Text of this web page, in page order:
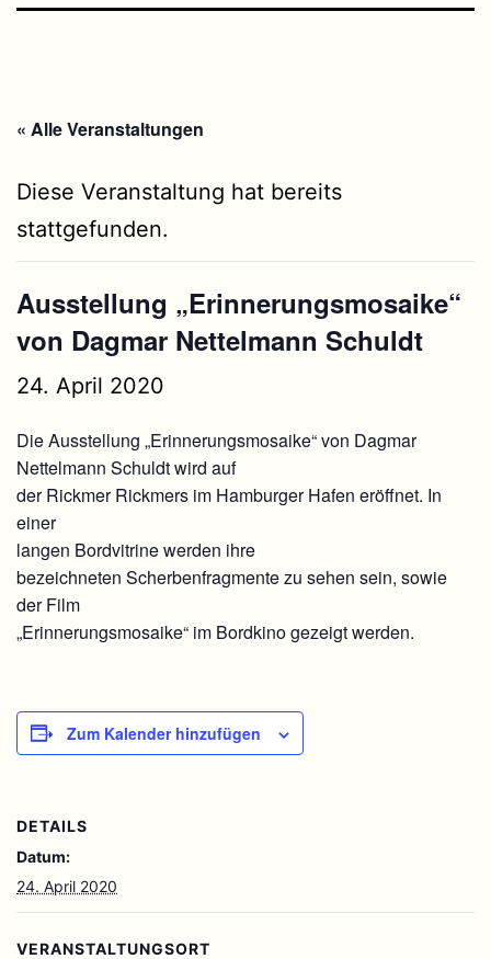
« Alle Veranstaltungen
Diese Veranstaltung hat bereits
stattgefunden.
Ausstellung „Erinnerungsmosaike“
von Dagmar Nettelmann Schuldt
24. April 2020
Die Ausstellung „Erinnerungsmosaike“ von Dagmar
Nettelmann Schuldt wird auf
der Rickmer Rickmers im Hamburger Hafen eröffnet. In
einer
langen Bordvitrine werden ihre
bezeichneten Scherbenfragmente zu sehen sein, sowie
der Film
„Erinnerungsmosaike“ im Bordkino gezeigt werden.
Zum Kalender hinzufügen
DETAILS
Datum:
24. April 2020
VERANSTALTUNGSORT